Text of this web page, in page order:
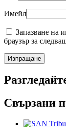
Имейл
Запазване на
браузър за
Свързани